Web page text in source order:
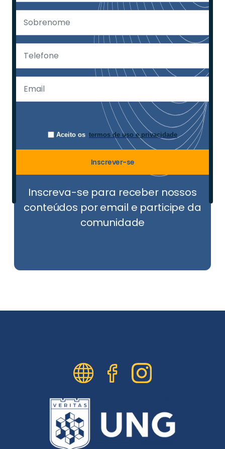
Aceito os termos de uso e privacidade
Inscrever-se
Inscreva-se para receber nossos
conteúdos por email e participe da
comunidade